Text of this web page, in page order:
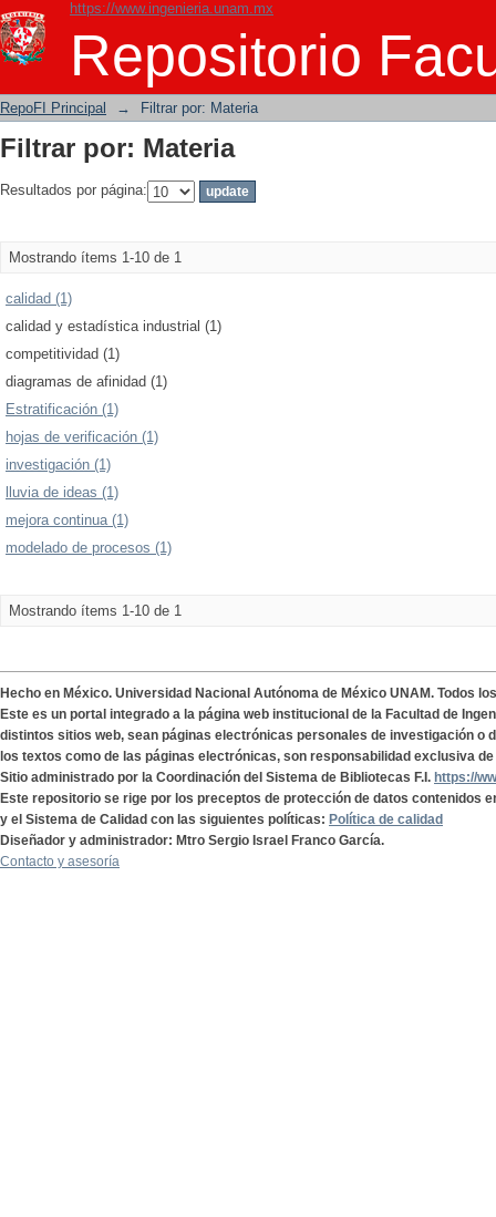
https://www.ingenieria.unam.mx
Repositorio
Filtrar por: Materia
RepoFI Principal → Filtrar por: Materia
Filtrar por: Materia
Resultados por página:
Mostrando ítems 1-10 de 1
calidad (1)
calidad y estadística industrial (1)
competitividad (1)
diagramas de afinidad (1)
Estratificación (1)
hojas de verificación (1)
investigación (1)
lluvia de ideas (1)
mejora continua (1)
modelado de procesos (1)
Mostrando ítems 1-10 de 1
Hecho en México. Universidad Nacional Autónoma de México UNAM. Todos
Este es un portal integrado a la página web institucional de la Facultad de
distintos sitios web, sean páginas electrónicas personales de investigación o
los textos como de las páginas electrónicas, son responsabilidad exclusiva
Sitio administrado por la Coordinación del Sistema de Bibliotecas F.I. https://
Este repositorio se rige por los preceptos de protección de datos contenidos
y el Sistema de Calidad con las siguientes políticas: Política de calidad
Diseñador y administrador: Mtro Sergio Israel Franco García.
Contacto y asesoría